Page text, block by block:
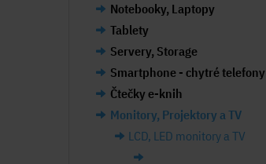
Notebooky, Laptopy
Tablety
Servery, Storage
Smartphone - chytré telefony
Čtečky e-knih
Monitory, Projektory a TV
LCD, LED monitory a TV